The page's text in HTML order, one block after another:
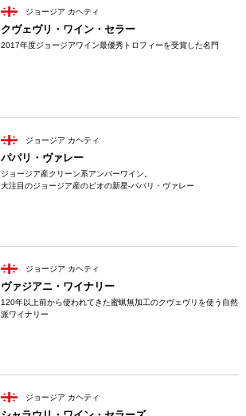
ジョージア カヘティ
クヴェヴリ・ワイン・セラー
2017年度ジョージアワイン最優秀トロフィーを受賞した名門
ジョージア カヘティ
パパリ・ヴァレー
ジョージア産クリーン系アンバーワイン。
大注目のジョージア産のビオの新星-パパリ・ヴァレー
ジョージア カヘティ
ヴァジアニ・ワイナリー
120年以上前から使われてきた蜜蝋無加工のクヴェヴリを使う自然
派ワイナリー
ジョージア カヘティ